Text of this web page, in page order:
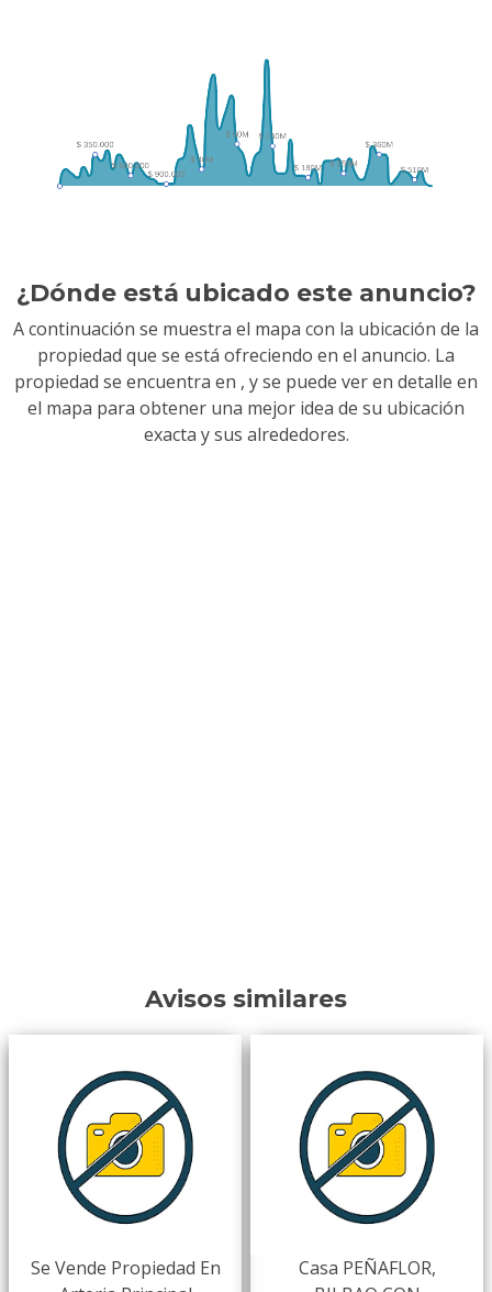
¿Dónde está ubicado este anuncio?
A continuación se muestra el mapa con la ubicación de la
propiedad que se está ofreciendo en el anuncio. La
propiedad se encuentra en , y se puede ver en detalle en
el mapa para obtener una mejor idea de su ubicación
exacta y sus alrededores.
Avisos similares
Se Vende Propiedad En
Casa PEÑAFLOR,